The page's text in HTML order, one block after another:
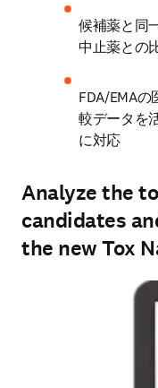
候補薬と同
中止薬との
FDA/EMA
較データを
に対応
Analyze the
candidates
the new Tox